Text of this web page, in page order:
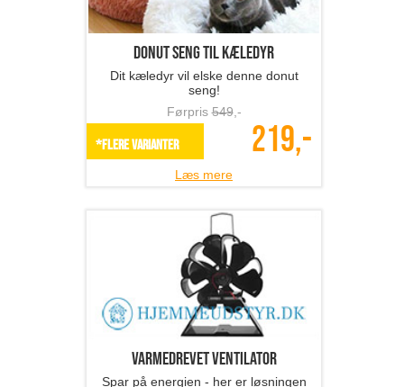
Førpris549,-
*Flere varianter 219,-
Læs mere
Varmedrevet ventilator
Spar på energien - her er løsningen
Førpris599,-
SPAR 45% 329,-
Læs mere